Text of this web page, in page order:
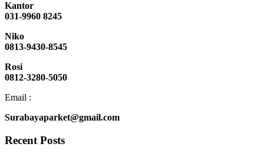
Kantor
031-9960 8245
Niko
0813-9430-8545
Rosi
0812-3280-5050
Email :
Surabayaparket@gmail.com
Recent Posts